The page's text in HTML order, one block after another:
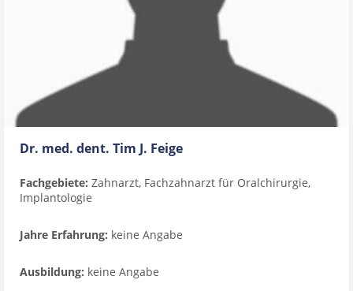
Dr. med. dent. Tim J. Feige
Fachgebiete: Zahnarzt, Fachzahnarzt für Oralchirurgie,
Implantologie
Jahre Erfahrung: keine Angabe
Ausbildung: keine Angabe